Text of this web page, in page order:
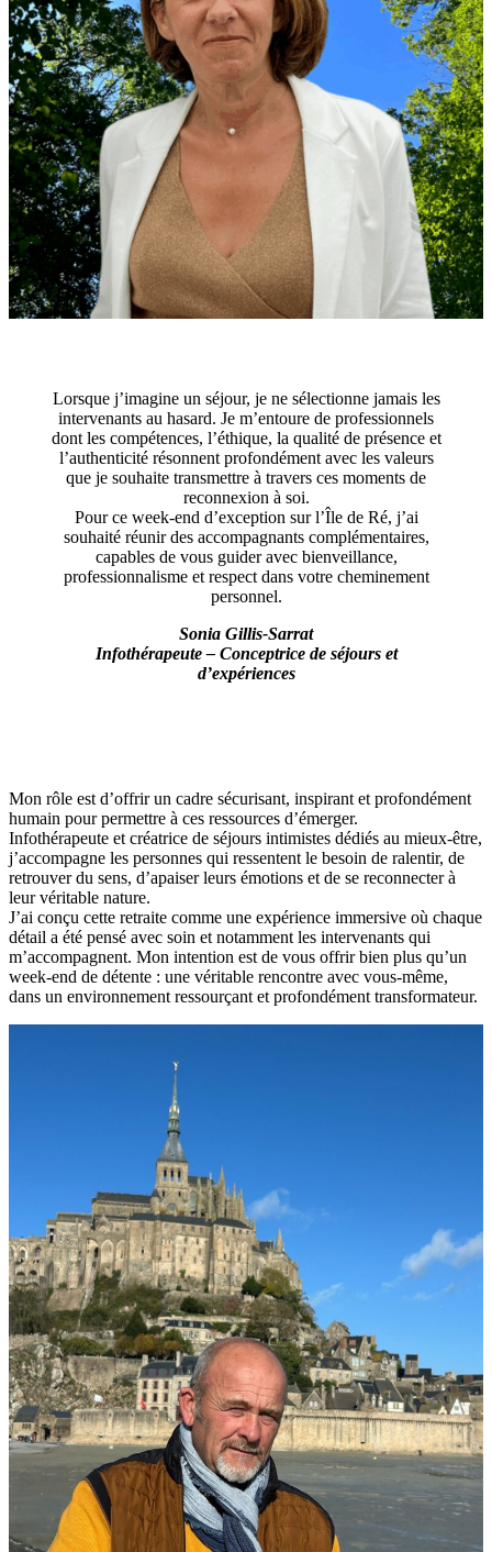
Lorsque j’imagine un séjour, je ne sélectionne jamais les
intervenants au hasard. Je m’entoure de professionnels
dont les compétences, l’éthique, la qualité de présence et
l’authenticité résonnent profondément avec les valeurs
que je souhaite transmettre à travers ces moments de
reconnexion à soi.
Pour ce week-end d’exception sur l’Île de Ré, j’ai
souhaité réunir des accompagnants complémentaires,
capables de vous guider avec bienveillance,
professionnalisme et respect dans votre cheminement
personnel.
Sonia Gillis-Sarrat
Infothérapeute – Conceptrice de séjours et
d’expériences
Mon rôle est d’offrir un cadre sécurisant, inspirant et profondément
humain pour permettre à ces ressources d’émerger.
Infothérapeute et créatrice de séjours intimistes dédiés au mieux-être,
j’accompagne les personnes qui ressentent le besoin de ralentir, de
retrouver du sens, d’apaiser leurs émotions et de se reconnecter à
leur véritable nature.
J’ai conçu cette retraite comme une expérience immersive où chaque
détail a été pensé avec soin et notamment les intervenants qui
m’accompagnent. Mon intention est de vous offrir bien plus qu’un
week-end de détente : une véritable rencontre avec vous-même,
dans un environnement ressourçant et profondément transformateur.